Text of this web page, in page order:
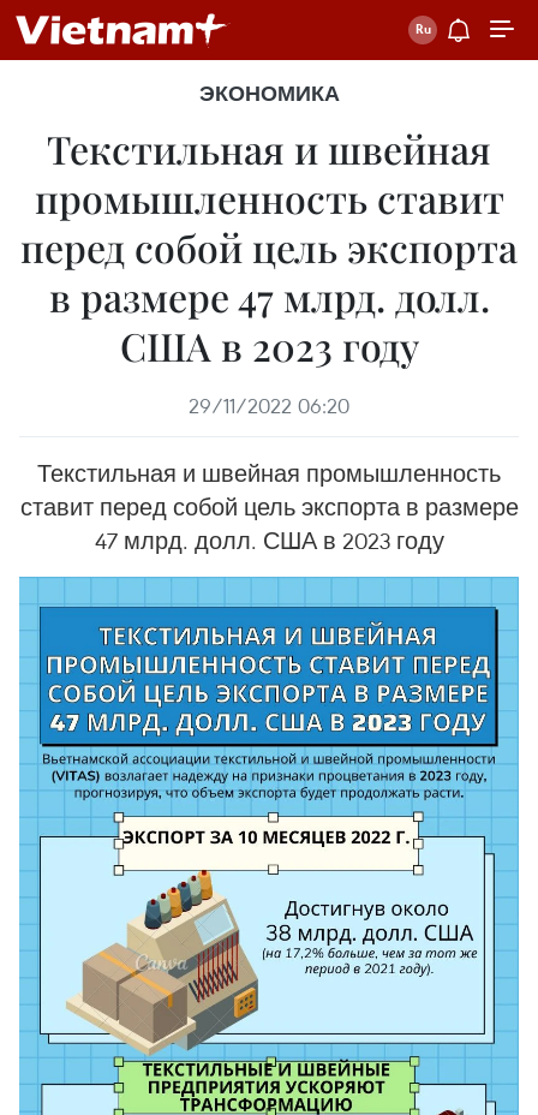
ЭКОНОМИКА
Текстильная и швейная
промышленность ставит
перед собой цель экспорта
в размере 47 млрд. долл.
США в 2023 году
29/11/2022 06:20
Текстильная и швейная промышленность
ставит перед собой цель экспорта в размере
47 млрд. долл. США в 2023 году